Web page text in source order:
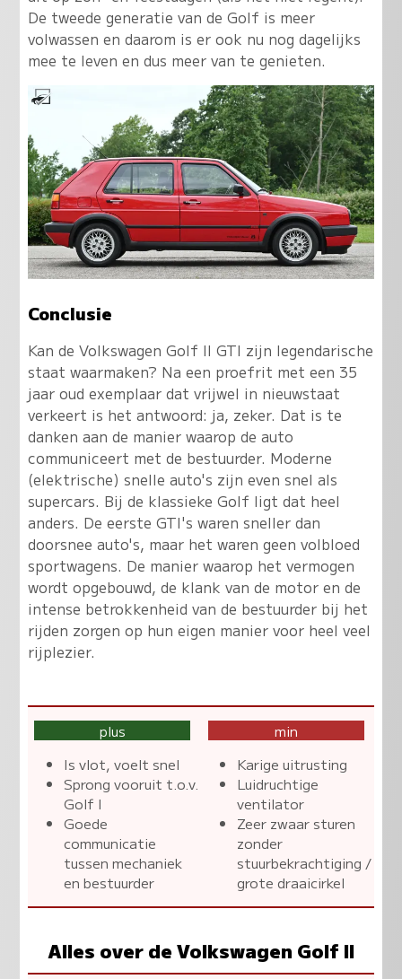
De tweede generatie van de Golf is meer
volwassen en daarom is er ook nu nog dagelijks
mee te leven en dus meer van te genieten.
Conclusie
Kan de Volkswagen Golf II GTI zijn legendarische
staat waarmaken? Na een proefrit met een 35
jaar oud exemplaar dat vrijwel in nieuwstaat
verkeert is het antwoord: ja, zeker. Dat is te
danken aan de manier waarop de auto
communiceert met de bestuurder. Moderne
(elektrische) snelle auto's zijn even snel als
supercars. Bij de klassieke Golf ligt dat heel
anders. De eerste GTI's waren sneller dan
doorsnee auto's, maar het waren geen volbloed
sportwagens. De manier waarop het vermogen
wordt opgebouwd, de klank van de motor en de
intense betrokkenheid van de bestuurder bij het
rijden zorgen op hun eigen manier voor heel veel
rijplezier.
plus
Is vlot, voelt snel
Sprong vooruit t.o.v.
Golf I
Goede
communicatie
tussen mechaniek
en bestuurder
min
Karige uitrusting
Luidruchtige
ventilator
Zeer zwaar sturen
zonder
stuurbekrachtiging /
grote draaicirkel
Alles over de Volkswagen Golf II